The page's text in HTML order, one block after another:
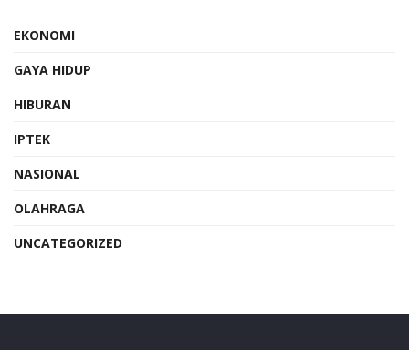
EKONOMI
GAYA HIDUP
HIBURAN
IPTEK
NASIONAL
OLAHRAGA
UNCATEGORIZED